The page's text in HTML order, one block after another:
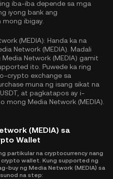
iba-iba depende sa mga
iyong bank ang
ibigay.
(MEDIA): Handa ka na
Network (MEDIA). Madali
Network (MEDIA) gamit
ito. Puwede ka ring
crypto exchange sa
muna ng isang sikat na
USDT , at pagkatapos ay i-
mong Media Network (MEDIA).
(MEDIA) sa
Wallet
partikular na cryptocurrency nang
wallet. Kung supported ng
buy ng Media Network (MEDIA) sa
na step: